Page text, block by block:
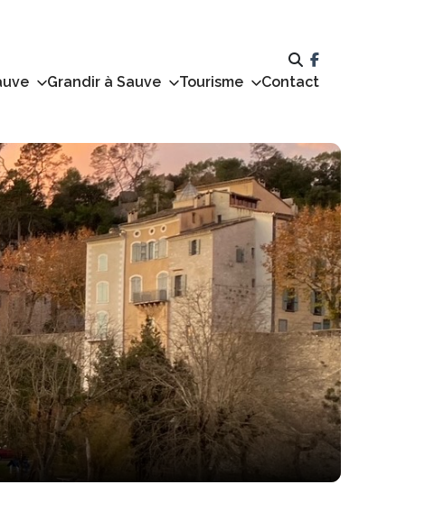
Grandir à Sauve Tourisme Contact